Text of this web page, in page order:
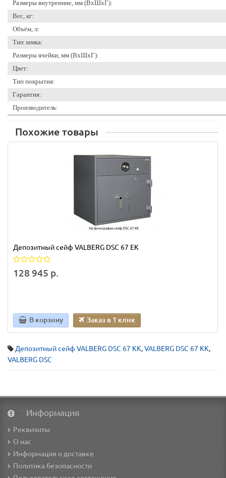
Размеры внутренние, мм (ВхШхГ):
Вес, кг:
Объём, л:
Тип замка:
Размеры ячейки, мм (ВхШхГ):
Цвет:
Тип покрытия:
Гарантия:
Производитель:
Похожие товары
Депозитный сейф VALBERG DSC 67 EK
128 945 р.
В корзину Заказ в 1 клик
Депозитный сейф VALBERG DSC 67 KK,VALBERG DSC 67 KK,
VALBERG DSC
Информация
Реквизиты
О нас
Информация о доставке
Политика безопасности